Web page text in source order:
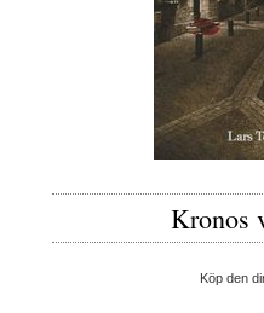
Kronos
Köp den